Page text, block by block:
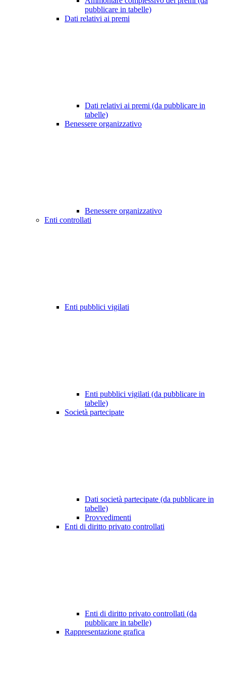
pubblicare in tabelle)
Dati relativi ai premi
Dati relativi ai premi (da pubblicare in
tabelle)
Benessere organizzativo
Benessere organizzativo
Enti controllati
Enti pubblici vigilati
Enti pubblici vigilati (da pubblicare in
tabelle)
Società partecipate
Dati società partecipate (da pubblicare in
tabelle)
Provvedimenti
Enti di diritto privato controllati
Enti di diritto privato controllati (da
pubblicare in tabelle)
Rappresentazione grafica